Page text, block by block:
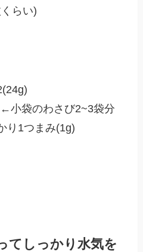
らい)
袋のわさび2~3袋分
1つまみ(1g)
てしっかり水気を